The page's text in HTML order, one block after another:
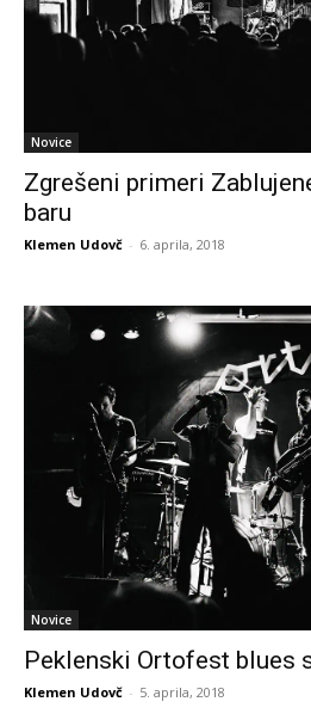
Novice
Zgrešeni primeri
baru
Klemen Udovč - 6. aprila, 2018
Novice
Peklenski Ortofest blues
Klemen Udovč - 5. aprila, 2018